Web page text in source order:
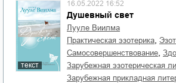
текст
Душевный свет
16.05.2022 16:52
Лууле Виилма
практическая эзотерика
самосовершенствование
зарубежная эзотерическая
зарубежная прикладная